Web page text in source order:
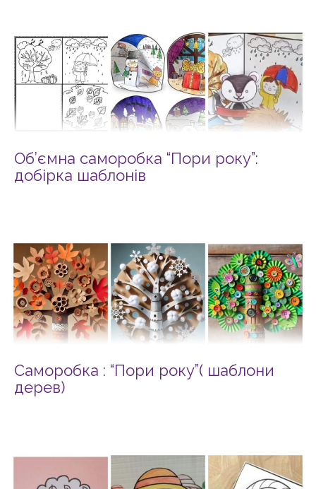
Об’ємна саморобка “Пори року”:
добірка шаблонів
Саморобка : “Пори року”( шаблони
дерев)